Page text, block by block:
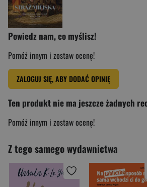
Powiedz nam, co myślisz!
Pomóż innym i zostaw ocenę!
ZALOGUJ SIĘ, ABY DODAĆ OPINIĘ
Ten produkt nie ma jeszcze żadnych
Pomóż innym i zostaw ocenę!
Z tego samego wydawnictwa